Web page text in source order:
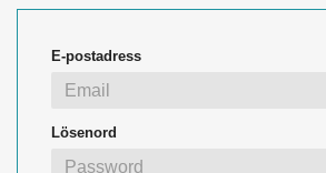
E-postadress
Lösenord